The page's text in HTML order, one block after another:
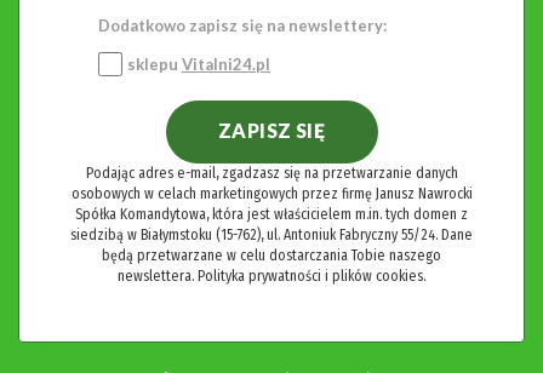
Dodatkowo zapisz się na newslettery:
sklepu Vitalni24.pl
ZAPISZ SIĘ
Podając adres e-mail, zgadzasz się na przetwarzanie danych
osobowych w celach marketingowych przez firmę Janusz Nawrocki
Spółka Komandytowa, która jest właścicielem m.in. tych domen z
siedzibą w Białymstoku (15-762), ul. Antoniuk Fabryczny 55/24. Dane
będą przetwarzane w celu dostarczania Tobie naszego
newslettera. Polityka prywatności i plików cookies.